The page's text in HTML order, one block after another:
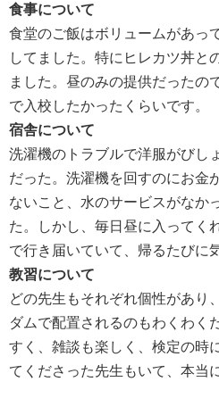
食事について
食堂のご飯はボリュームがあっ
してました。特にヒレカツ丼と
ました。昼のみの提供だったの
で入校したかったくらいです。
宿舎について
洗濯機のトラブルで洋服がびし
だった。洗濯機を回すのにお金
ないこと、水のサービスがなか
た。しかし、毎日昼に入ってく
で行き届いていて、帰るたびに
教習について
どの先生もそれぞれ個性があり
ダムで配置されるのもわくわく
すく、雑談も楽しく、検定の時
てくださった先生もいて、本当